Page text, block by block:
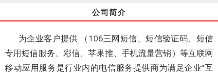
公司简介
为企业客户提供 （106三网短信、短信验证码、短信
专用短信服务、彩信、苹果推、手机流量营销）等互联网
移动应用服务是行业内的电信服务提供商为满足企业“互